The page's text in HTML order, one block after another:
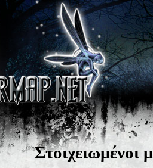
Στοιχειωμένοι